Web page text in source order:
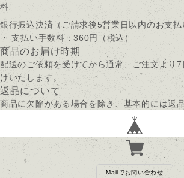
料
銀行振込決済（ご請求後5営業日以内のお支払
・ 支払い手数料：360円（税込）
商品のお届け時期
配送のご依頼を受けてから通常、ご注文より
けいたします。
返品について
商品に欠陥がある場合を除き、基本的には返
Mailでお問い合わせ